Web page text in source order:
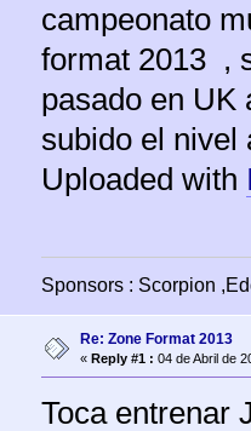
campeonato
format 2013 ,
pasado en UK
subido el nivel
Uploaded with
Sponsors : Scorpion
Re: Zone Format 2013
« Reply #1 : 04 de Abril de
Toca entrenar